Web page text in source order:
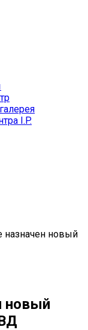
I.P.
назначен новый
новый